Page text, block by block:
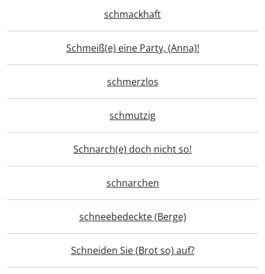
schmackhaft
Schmeiß(e) eine Party, (Anna)!
schmerzlos
schmutzig
Schnarch(e) doch nicht so!
schnarchen
schneebedeckte (Berge)
Schneiden Sie (Brot so) auf?